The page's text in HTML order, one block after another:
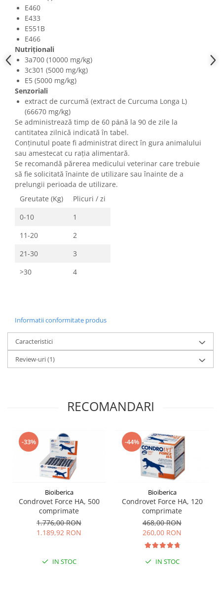
E460
E433
E551B
E466
Nutriționali
3a700 (10000 mg/kg)
3c301 (5000 mg/kg)
E5 (5000 mg/kg)
Senzoriali
extract de curcumă (extract de Curcuma Longa L)
(66670 mg/kg)
Se administrează timp de 60 pȃnă la 90 de zile la
cantitatea zilnică indicată în tabel.
Conținutul poate fi administrat direct în gura animalului
sau amestecat cu raţia alimentară.
Se recomandă părerea medicului veterinar care trebuie
să fie solicitată înainte de utilizare sau înainte de a
prelungii perioada de utilizare.
Greutate (Kg)
Plicuri / zi
0-10
1
11-20
2
21-30
3
>30
4
Informatii conformitate produs
Caracteristici
Review-uri(1)
RECOMANDARI
-33%
Bioiberica
Condrovet Force HA, 500
comprimate
1.776,00 RON
1.189,92 RON
IN STOC
-44%
Bioiberica
Condrovet Force HA, 120
comprimate
468,00 RON
260,00 RON
IN STOC